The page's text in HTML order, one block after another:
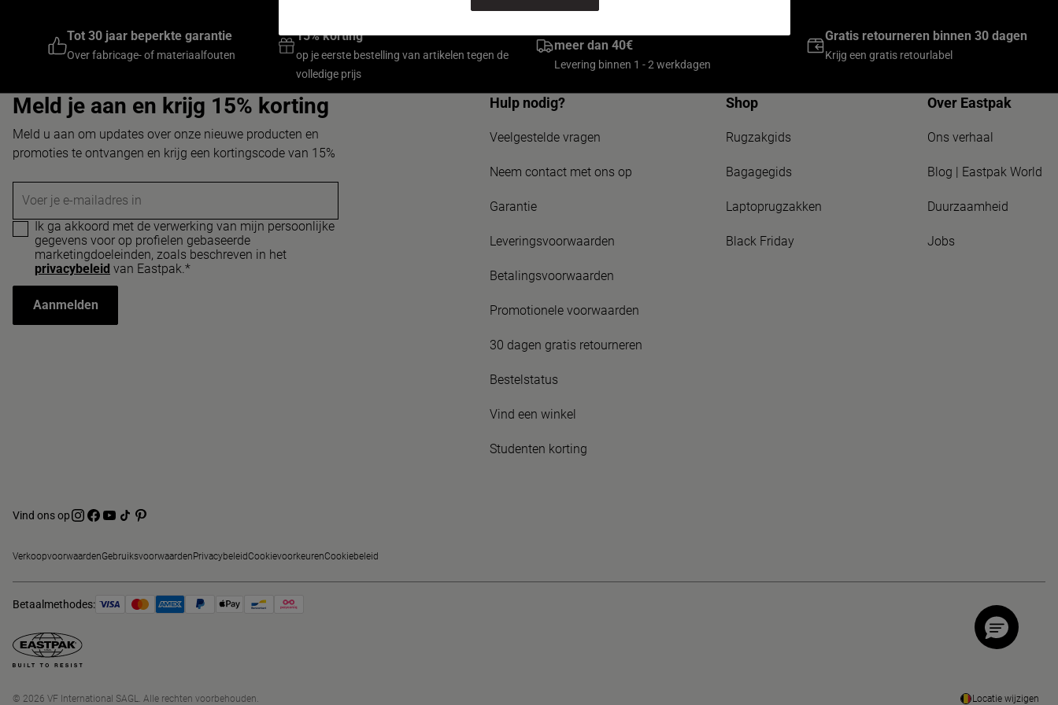
Tot 30 jaar beperkte garantie
Over fabricage- of materiaalfouten
15% korting
op je eerste bestelling van artikelen tegen de
volledige prijs
meer dan 40€
Levering binnen 1 - 2 werkdagen
Gratis retourneren binnen 30 dagen
Krijg een gratis retourlabel
Meld je aan en krijg 15% korting
Meld u aan om updates over onze nieuwe producten en
promoties te ontvangen en krijg een kortingscode van 15%
Voer je e-mailadres in
Ik ga akkoord met de verwerking van mijn persoonlijke
gegevens voor op profielen gebaseerde
marketingdoeleinden, zoals beschreven in het
privacybeleid van Eastpak.*
Aanmelden
Hulp nodig?
Veelgestelde vragen
Neem contact met ons op
Garantie
Leveringsvoorwaarden
Betalingsvoorwaarden
Promotionele voorwaarden
30 dagen gratis retourneren
Bestelstatus
Vind een winkel
Studenten korting
Shop
Rugzakgids
Bagagegids
Laptoprugzakken
Black Friday
Over Eastpak
Ons verhaal
Blog | Eastpak World
Duurzaamheid
Jobs
Vind ons op
VerkoopvoorwaardenGebruiksvoorwaardenPrivacybeleidCookievoorkeurenCookiebeleid
Betaalmethodes:
© 2026 VF International SAGL. Alle rechten voorbehouden. Locatie wijzigen